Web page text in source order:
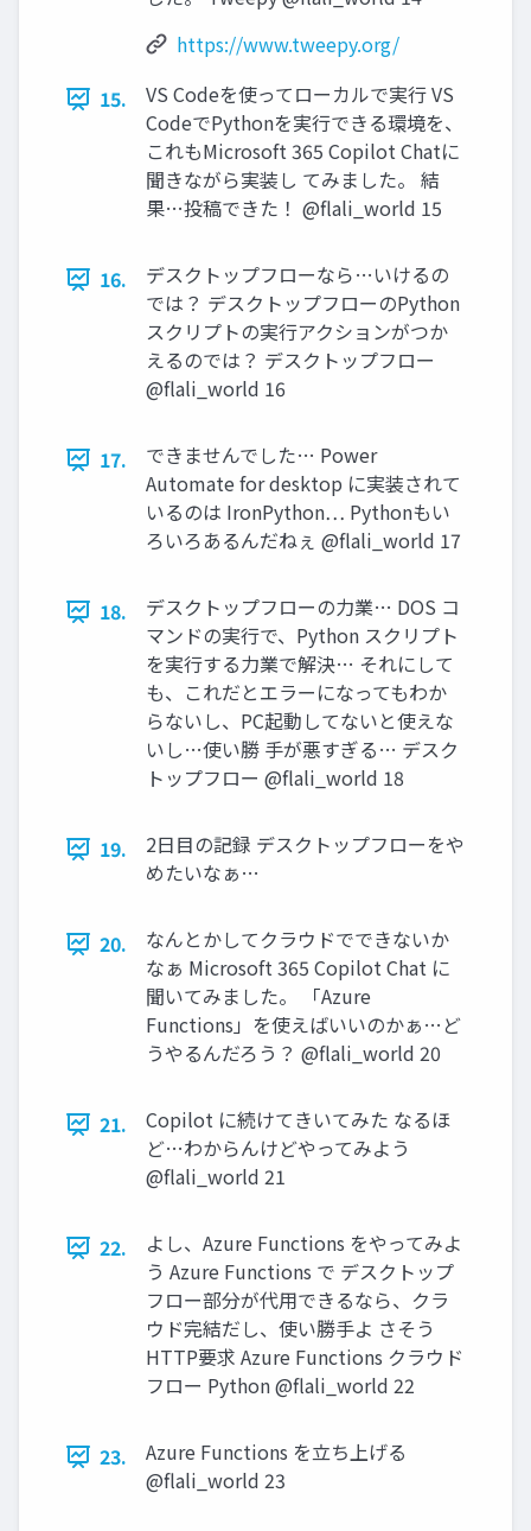
https://www.tweepy.org/
15.
VS Codeを使ってローカルで実行 VS
CodeでPythonを実行できる環境を、
これもMicrosoft 365 Copilot Chatに
聞きながら実装し てみました。 結
果…投稿できた！ @flali_world 15
16.
デスクトップフローなら…いけるの
では？ デスクトップフローのPython
スクリプトの実行アクションがつか
えるのでは？ デスクトップフロー
@flali_world 16
17.
できませんでした… Power
Automate for desktop に実装されて
いるのは IronPython… Pythonもい
ろいろあるんだねぇ @flali_world 17
18.
デスクトップフローの力業… DOS コ
マンドの実行で、Python スクリプト
を実行する力業で解決… それにして
も、これだとエラーになってもわか
らないし、PC起動してないと使えな
いし…使い勝 手が悪すぎる… デスク
トップフロー @flali_world 18
19.
2日目の記録 デスクトップフローをや
めたいなぁ…
20.
なんとかしてクラウドでできないか
なぁ Microsoft 365 Copilot Chat に
聞いてみました。 「Azure
Functions」を使えばいいのかぁ…ど
うやるんだろう？ @flali_world 20
21.
Copilot に続けてきいてみた なるほ
ど…わからんけどやってみよう
@flali_world 21
22.
よし、Azure Functions をやってみよ
う Azure Functions で デスクトップ
フロー部分が代用できるなら、クラ
ウド完結だし、使い勝手よ さそう
HTTP要求 Azure Functions クラウド
フロー Python @flali_world 22
23.
Azure Functions を立ち上げる
@flali_world 23